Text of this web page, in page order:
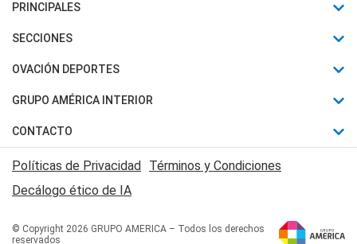
PRINCIPALES
Últimas Noticias
Política
Judiciales
Economia
SECCIONES
Horóscopo
Motores
Trucos caseros
Series y Películas
Edictos y Solicitadas
OVACIÓN DEPORTES
Fútbol
Mundial
Automovilismo
Rugby
Básquet
GRUPO AMÉRICA INTERIOR
Canal 7 en Vivo
San Juan 8
CONTACTO
Acerca de Nosotros
Contactanos
Políticas de Privacidad Términos y Condiciones
Decálogo ético de IA
© Copyright 2026 GRUPO AMERICA – Todos los derechos
reservados